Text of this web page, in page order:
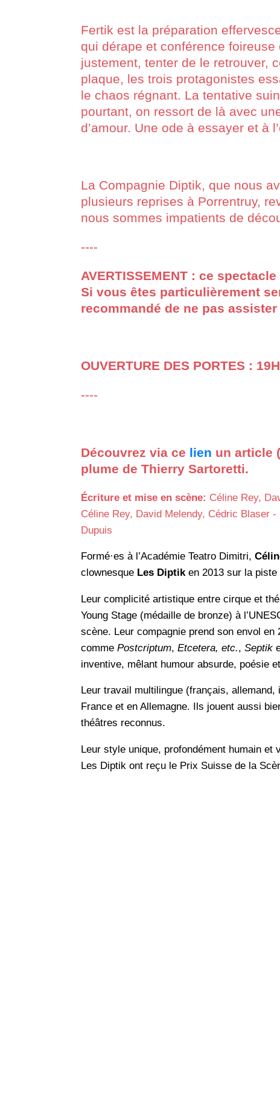
Fertik est la préparation
qui dérape et conférence
justement, tenter de le retrouver,
plaque, les trois protagonistes
le chaos régnant. La tentative
pourtant, on ressort de là avec
d’amour. Une ode à essayer et à
La Compagnie Diptik, que nous
plusieurs reprises à Porrentruy,
nous sommes impatients de
----
AVERTISSEMENT : ce
Si vous êtes particulièrement
recommandé de ne pas
OUVERTURE DES PORTES :
----
Découvrez via ce lien un article
plume de Thierry Sartoretti.
Écriture et mise en scène: Céline Rey,
Céline Rey, David Melendy, Cédric Blaser -
Dupuis
Formé·es à l’Académie Teatro Dimitri,
clownesque Les Diptiken 2013 sur la piste
Leur complicité artistique entre cirque et
Young Stage (médaille de bronze) à
scène. Leur compagnie prend son envol
commePostcriptum,Etcetera, etc.,Septik
inventive, mêlant humour absurde, poésie
Leur travail multilingue (français,
France et en Allemagne. Ils jouent aussi
théâtres reconnus.
Leur style unique, profondément humain
Les Diptik ont reçu le Prix Suisse de la